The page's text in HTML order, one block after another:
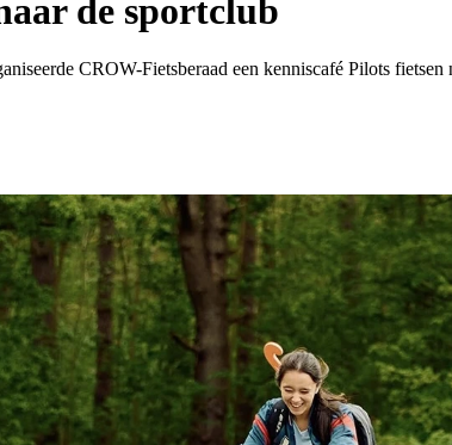
de sportclub
CROW-Fietsberaad een kenniscafé Pilots